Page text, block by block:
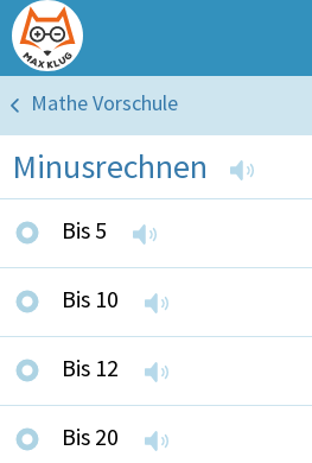
Mathe Vorschule
Minusrechnen
Bis 5
Bis 10
Bis 12
Bis 20